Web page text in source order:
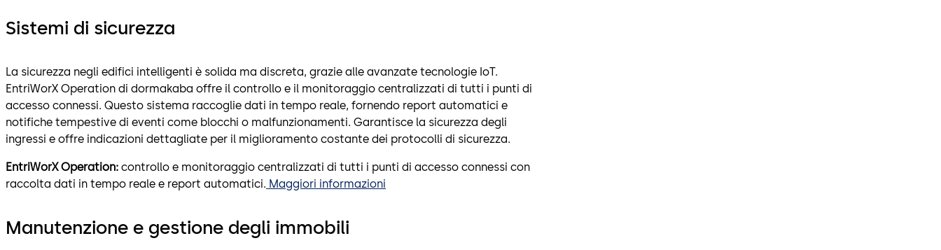
Sistemi di sicurezza
La sicurezza negli edifici intelligenti è solida ma discreta, grazie alle avanzate tecnologie IoT.
EntriWorX Operation di dormakaba offre il controllo e il monitoraggio centralizzati di tutti i punti di
accesso connessi. Questo sistema raccoglie dati in tempo reale, fornendo report automatici e
notifiche tempestive di eventi come blocchi o malfunzionamenti. Garantisce la sicurezza degli
ingressi e offre indicazioni dettagliate per il miglioramento costante dei protocolli di sicurezza.
EntriWorX Operation: controllo e monitoraggio centralizzati di tutti i punti di accesso connessi con
raccolta dati in tempo reale e report automatici. Maggiori informazioni
Manutenzione e gestione degli immobili